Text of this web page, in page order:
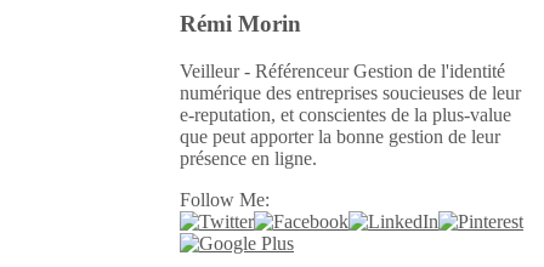
Rémi Morin
Veilleur - Référenceur Gestion de l'identité
numérique des entreprises soucieuses de leur
e-reputation, et conscientes de la plus-value
que peut apporter la bonne gestion de leur
présence en ligne.
Follow Me: